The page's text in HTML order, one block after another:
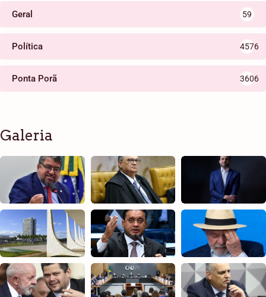
Geral 59
Política 4576
Ponta Porã 3606
Galeria